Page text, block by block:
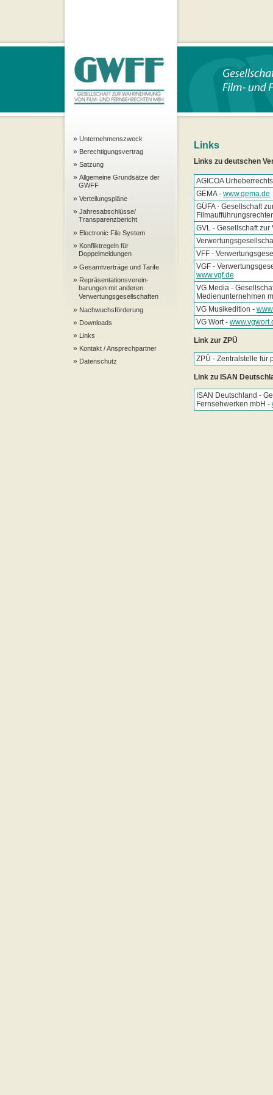
» Unternehmenszweck
» Berechtigungsvertrag
» Satzung
» Allgemeine Grundsätze der
GWFF
» Verteilungspläne
» Jahresabschlüsse/
Transparenzbericht
» Electronic File System
» Konfliktregeln für
Doppelmeldungen
» Gesamtverträge und Tarife
» Repräsentationsverein-
barungen mit anderen
Verwertungsgesellschaften
» Nachwuchsförderung
» Downloads
» Links
» Kontakt / Ansprechpartner
» Datenschutz
Links
Links zu deutschen
AGICOA
GEMA - www.gema.de
GÜFA - Gesellschaft
GVL - Gesellschaft
VFF -
VGF -
www.vgf.de
VG Media -
Medienunternehmen
VG Musikedition -
VG Wort -
Link zur ZPÜ
ZPÜ - Zentralstelle für
Link zu ISAN
ISAN Deutschland -
Fernsehwerken mbH -